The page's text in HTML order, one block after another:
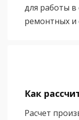
для работы в
ремонтных и
Как
Расчет